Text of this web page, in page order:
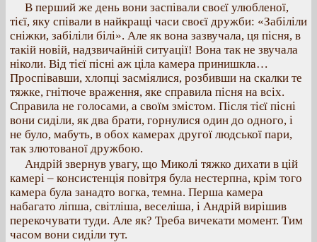
В перший же день вони заспівали своєї улюбленої,
тієї, яку співали в найкращі часи своєї дружби: «Забіліли
сніжки, забіліли білі». Але як вона зазвучала, ця пісня, в
такій новій, надзвичайній ситуації! Вона так не звучала
ніколи. Від тієї пісні аж ціла камера принишкла…
Проспівавши, хлопці засміялися, розбивши на скалки те
тяжке, гнітюче враження, яке справила пісня на всіх.
Справила не голосами, а своїм змістом. Після тієї пісні
вони сиділи, як два брати, горнулися один до одного, і
не було, мабуть, в обох камерах другої людської пари,
так злютованої дружбою.
Андрій звернув увагу, що Миколі тяжко дихати в цій
камері – консистенція повітря була нестерпна, крім того
камера була занадто вогка, темна. Перша камера
набагато ліпша, світліша, веселіша, і Андрій вирішив
перекочувати туди. Але як? Треба вичекати момент. Тим
часом вони сиділи тут.